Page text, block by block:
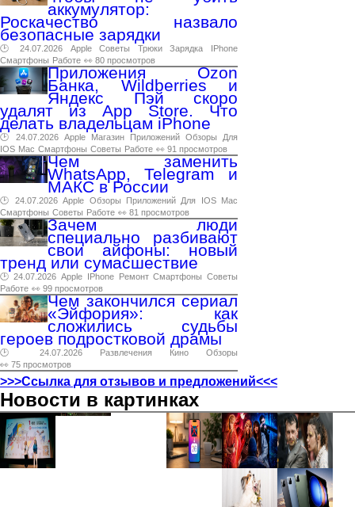
аккумулятор:
Роскачество назвало
безопасные зарядки
🕑 24.07.2026 Apple Советы Трюки Зарядка
IPhone
Смартфоны Работе 👀 80 просмотров
Приложения Ozon
Банка, Wildberries и
Яндекс Пэй скоро
удалят из App Store. Что
делать владельцам iPhone
🕑 24.07.2026 Apple Магазин Приложений Обзоры
Для
IOS Mac Смартфоны Советы Работе 👀 91 просмотров
Чем заменить
WhatsApp, Telegram и
МАКС в России
🕑 24.07.2026 Apple Обзоры Приложений Для IOS
Mac
Смартфоны Советы Работе 👀 81 просмотров
Зачем люди
специально разбивают
свои айфоны: новый
тренд или сумасшествие
🕑 24.07.2026 Apple IPhone Ремонт Смартфоны Советы
Работе 👀 99 просмотров
Чем закончился сериал
«Эйфория»: как
сложились судьбы
героев подростковой драмы
🕑 24.07.2026 Развлечения Кино
Обзоры
👀 75 просмотров
>>>Ссылка для отзывов и предложений<<<
Новости в картинках